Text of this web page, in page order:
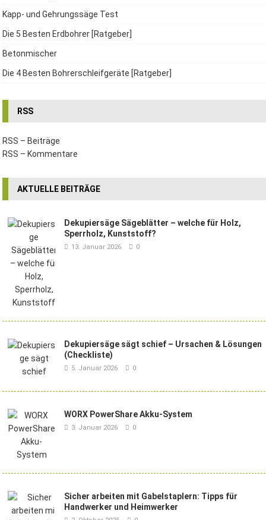
Kapp- und Gehrungssäge Test
Die 5 Besten Erdbohrer [Ratgeber]
Betonmischer
Die 4 Besten Bohrerschleifgeräte [Ratgeber]
RSS
RSS – Beiträge
RSS – Kommentare
AKTUELLE BEITRÄGE
Dekupiersäge Sägeblätter – welche für Holz,
Sperrholz, Kunststoff?
13. Januar 2026 0
Dekupiersäge sägt schief – Ursachen & Lösungen
(Checkliste)
5. Januar 2026 0
WORX PowerShare Akku-System
3. Januar 2026 0
Sicher arbeiten mit Gabelstaplern: Tipps für
Handwerker und Heimwerker